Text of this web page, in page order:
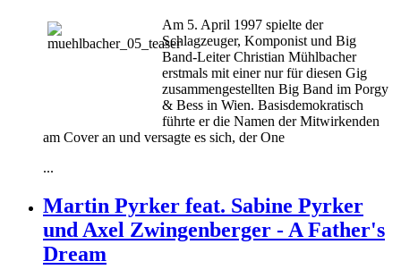
Am 5. April 1997 spielte der
Schlagzeuger, Komponist und Big
Band-Leiter Christian Mühlbacher
erstmals mit einer nur für diesen Gig
zusammengestellten Big Band im Porgy
& Bess in Wien. Basisdemokratisch
führte er die Namen der Mitwirkenden
am Cover an und versagte es sich, der One
...
Martin Pyrker feat. Sabine Pyrker
und Axel Zwingenberger - A Father's
Dream